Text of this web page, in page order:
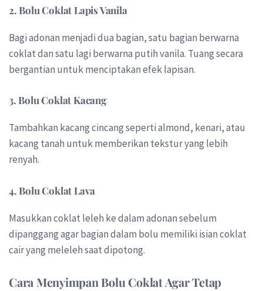
2. Bolu Coklat Lapis Vanila
Bagi adonan menjadi dua bagian, satu bagian berwarna
coklat dan satu lagi berwarna putih vanila. Tuang secara
bergantian untuk menciptakan efek lapisan.
3. Bolu Coklat Kacang
Tambahkan kacang cincang seperti almond, kenari, atau
kacang tanah untuk memberikan tekstur yang lebih
renyah.
4. Bolu Coklat Lava
Masukkan coklat leleh ke dalam adonan sebelum
dipanggang agar bagian dalam bolu memiliki isian coklat
cair yang meleleh saat dipotong.
Cara Menyimpan Bolu Coklat Agar Tetap